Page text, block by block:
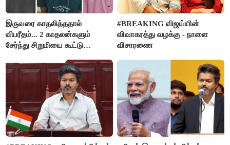
இருவரை காதலித்ததால்
விபரீதம்... 2 காதலன்களும்
சேர்ந்து சிறுமியை கூட்டு
செய்த கொடூரம்
#BREAKING விஜய்யின்
விவாகரத்து வழக்கு - நாளை
விசாரணை